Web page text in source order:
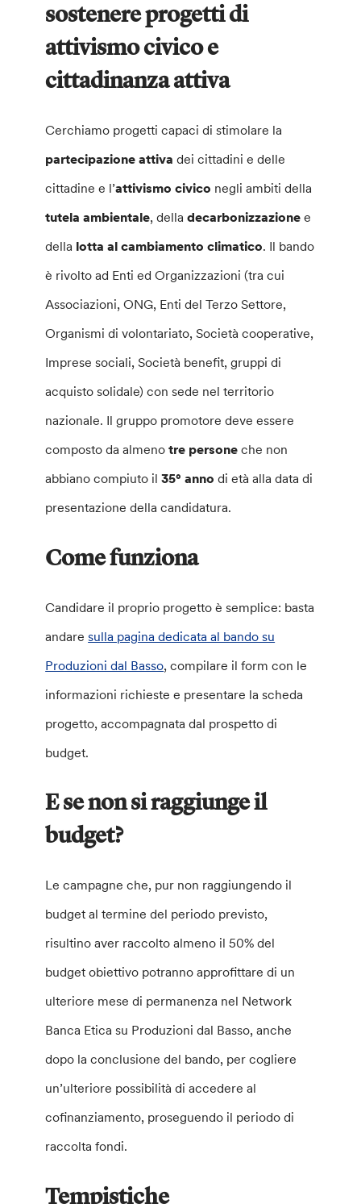
sostenere progetti di
attivismo civico e
cittadinanza attiva
Cerchiamo progetti capaci di stimolare la
partecipazione attiva dei cittadini e delle
cittadine e l’attivismo civico negli ambiti della
tutela ambientale, delladecarbonizzazionee
della lotta al cambiamento climatico. Il bando
è rivolto ad Enti ed Organizzazioni (tra cui
Associazioni, ONG, Enti del Terzo Settore,
Organismi di volontariato, Società cooperative,
Imprese sociali, Società benefit, gruppi di
acquisto solidale) con sede nel territorio
nazionale. Il gruppo promotore deve essere
composto da almenotre persone che non
abbiano compiuto il35° anno di età alla data di
presentazione della candidatura.
Come funziona
Candidare il proprio progetto è semplice: basta
andaresulla pagina dedicata al bando su
Produzioni dal Basso, compilare il form con le
informazioni richieste e presentare la scheda
progetto, accompagnata dal prospetto di
budget.
E se non si raggiunge il
budget?
Le campagne che, pur non raggiungendo il
budget al termine del periodo previsto,
risultino aver raccolto almeno il 50% del
budget obiettivo potranno approfittare di un
ulteriore mese di permanenza nel Network
Banca Etica su Produzioni dal Basso, anche
dopo la conclusione del bando, per cogliere
un’ulteriore possibilità di accedere al
cofinanziamento, proseguendo il periodo di
raccolta fondi.
Tempistiche